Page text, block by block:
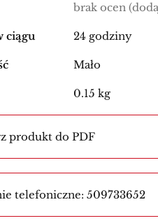
brak ocen
ciągu 24 godziny
Mało
0.15 kg
produkt do PDF
telefoniczne: 509733652